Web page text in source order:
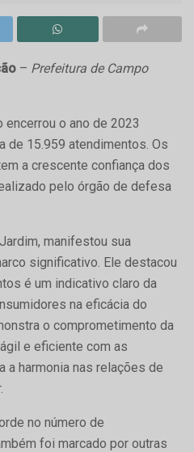
– Prefeitura de Campo
encerrou o ano de 2023
de 15.959 atendimentos. Os
a crescente confiança dos
pelo órgão de defesa
manifestou sua
significativo. Ele destacou
é um indicativo claro da
na eficácia do
o comprometimento da
e eficiente com as
a harmonia nas relações de
no número de
foi marcado por outras